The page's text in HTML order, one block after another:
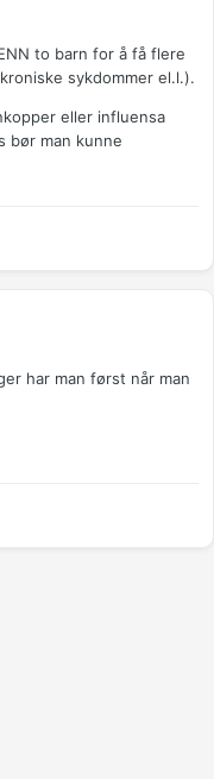
to barn for å få flere
sykdommer el.l.).
eller influensa
bør man kunne
har man først når man